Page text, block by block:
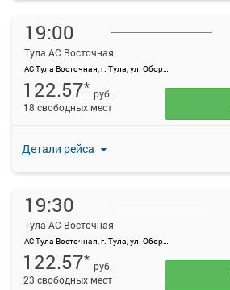
19:00
Тула АС Восточная
АС Тула Восточная, г. Тула, ул. Оборонная, 83
Детали рейса
122.57* руб.
18 свободных мест
19:30
Тула АС Восточная
АС Тула Восточная, г. Тула, ул. Оборонная, 83
122.57* руб.
23 свободных мест